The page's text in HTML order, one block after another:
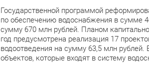
Государственной программой
по обеспечению водоснабжения в сумме
сумму 670 млн рублей. Планом
год предусмотрена реализация 17
водоотведения на сумму 63,5 млн
объектов, которые входят в систему